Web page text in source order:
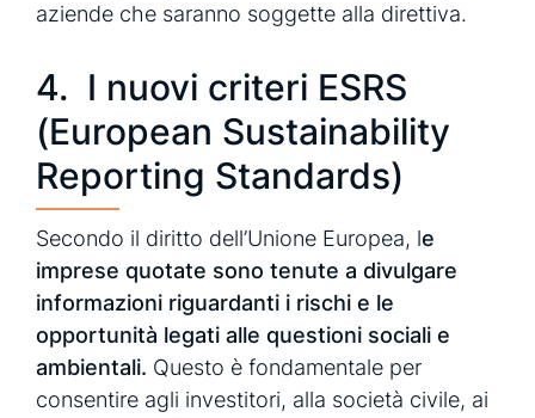
aziende che saranno soggette alla direttiva.
4. I nuovi criteri ESRS
(European Sustainability
Reporting Standards)
Secondo il diritto dell’Unione Europea, le
imprese quotate sono tenute a divulgare
informazioni riguardanti i rischi e le
opportunità legati alle questioni sociali e
ambientali. Questo è fondamentale per
consentire agli investitori, alla società civile, ai